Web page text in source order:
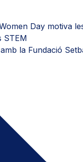
Day motiva
STEM
la Fundació